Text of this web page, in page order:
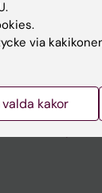
Stöd forskning
Karolinska
via
kakor